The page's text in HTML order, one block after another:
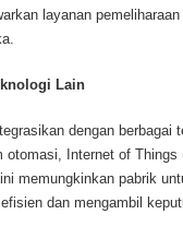
layanan
Lain
dengan berbagai
otomasi, Internet of Things
memungkinkan pabrik
dan mengambil